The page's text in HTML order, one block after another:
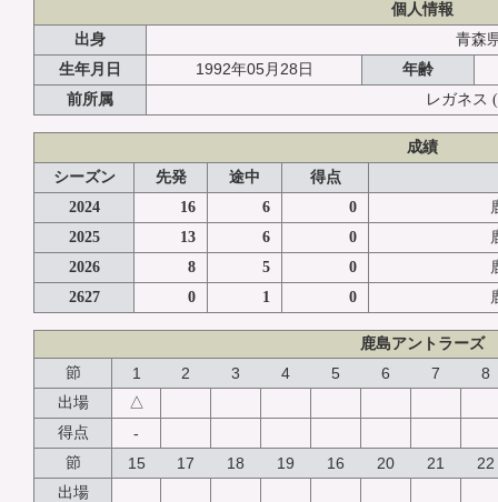
個人情報
出身
青森
生年月日
1992年05月28日
年齢
前所属
レガネス
成績
シーズン
先発 途中
得点
2024
16 6 0
2025
13 6 0
2026
8 5 0
2627
0 1 0
鹿島アントラーズ
節
1 2 3 4 5 6 7 8
出場 △
得点 -
節 15 17 18 19 16 20 21 22
出場